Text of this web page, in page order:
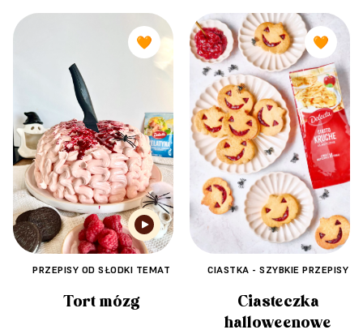
🧡
PRZEPISY OD SŁODKI TEMAT
Tort mózg
🧡
CIASTKA - SZYBKIE PRZEPISY
Ciasteczka
halloweenowe